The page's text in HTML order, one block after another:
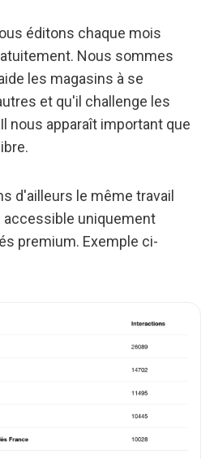
éditons chaque mois
Nous sommes
les magasins à se
et qu'il challenge les
nous apparaît important que
d'ailleurs le même travail
accessible uniquement
premium. Exemple ci-